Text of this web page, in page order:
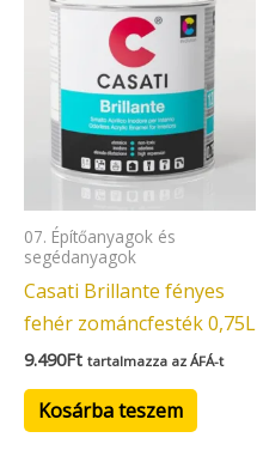
07. Építőanyagok és
segédanyagok
Casati Brillante fényes
fehér zománcfesték 0,75L
9.490Ft tartalmazza az ÁFÁ-t
Kosárba teszem